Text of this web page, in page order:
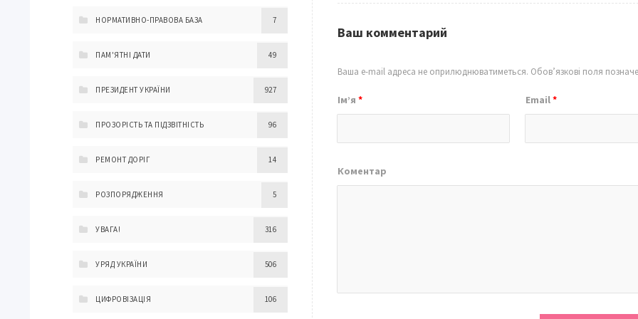
Ваш комментарий
Ваша e-mail адреса не оприлюднюватиметься. Обов’язкові поля
Ім’я* Email*
Коментар
НОРМАТИВНО-ПРАВОВА БАЗА 7
ПАМ'ЯТНІ ДАТИ 49
ПРЕЗИДЕНТ УКРАЇНИ 927
ПРОЗОРІСТЬ ТА ПІДЗВІТНІСТЬ 96
РЕМОНТ ДОРІГ 14
РОЗПОРЯДЖЕННЯ 5
УВАГА! 316
УРЯД УКРАЇНИ 506
ЦИФРОВІЗАЦІЯ 106